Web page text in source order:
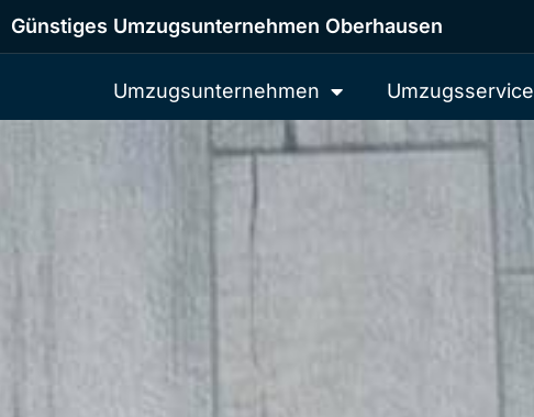
Günstiges Umzugsunternehmen Oberhausen
Umzugsunternehmen Umzugsservice